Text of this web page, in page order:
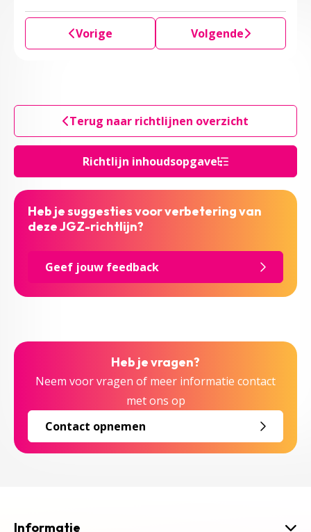
Richtlijn inhoudsopgave
Vorige Volgende
Terug naar richtlijnen overzicht
Heb je suggesties voor verbetering van
deze JGZ-richtlijn?
Geef jouw feedback
Heb je vragen?
Neem voor vragen of meer informatie contact
met ons op
Contact opnemen
Informatie